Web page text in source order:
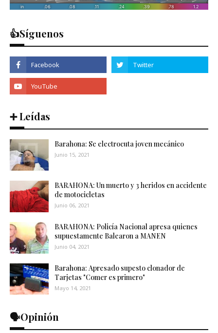
👍Síguenos
➕ Leídas
Barahona: Se electrocuta joven mecánico
Junio 15, 2021
BARAHONA: Un muerto y 3 heridos en accidente
de motocicletas
Junio 06, 2021
BARAHONA: Policía Nacional apresa quienes
supuestamente Balearon a MANEN
Junio 04, 2021
Barahona: Apresado supesto clonador de
Tarjetas "Comer es primero"
Mayo 14, 2021
🗣️Opinión